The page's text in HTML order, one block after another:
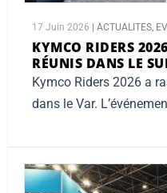
17 Juin 2026 | ACTUALITES
KYMCO RIDERS
RÉUNIS DANS LE
Kymco Riders 2026 a
dans le Var.